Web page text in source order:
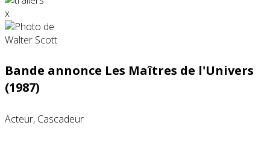
x
Bande annonce Les Maîtres de l'Univers
(1987)
Acteur, Cascadeur